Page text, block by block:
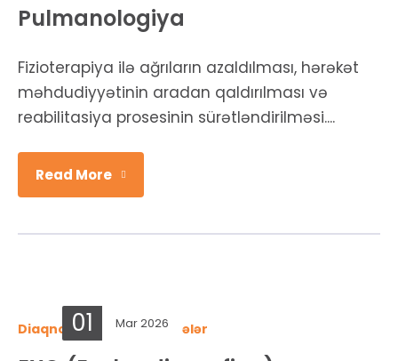
Pulmanologiya
Fizioterapiya ilə ağrıların azaldılması, hərəkət
məhdudiyyətinin aradan qaldırılması və
reabilitasiya prosesinin sürətləndirilməsi....
Read More
01 Mar 2026
Diaqnostika Ümumi şöbələr